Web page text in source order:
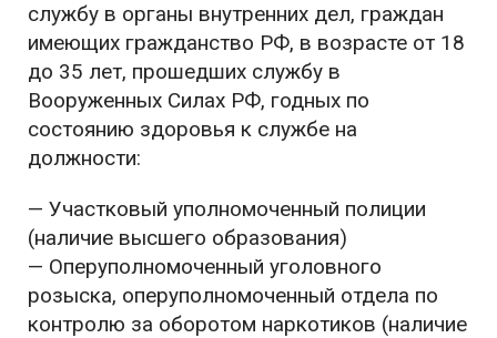
службу в органы внутренних дел, граждан
имеющих гражданство РФ, в возрасте от 18
до 35 лет, прошедших службу в
Вооруженных Силах РФ, годных по
состоянию здоровья к службе на
должности:
— Участковый уполномоченный полиции
(наличие высшего образования)
— Оперуполномоченный уголовного
розыска, оперуполномоченный отдела по
контролю за оборотом наркотиков (наличие